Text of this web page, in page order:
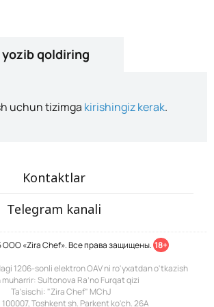
qoldiring
uchun tizimga kirishingiz kerak.
Kontaktlar
Telegram kanali
ООО «Zira Chef». Все права защищены. 18+
1206-sonli elektron OAV ni ro'yxatdan o'tkazish
muharrir: Sultonova Ra’no Furqat qizi
Ta'sischi: "Zira Chef" MChJ
Toshkent sh. Parkent ko'ch. 26A